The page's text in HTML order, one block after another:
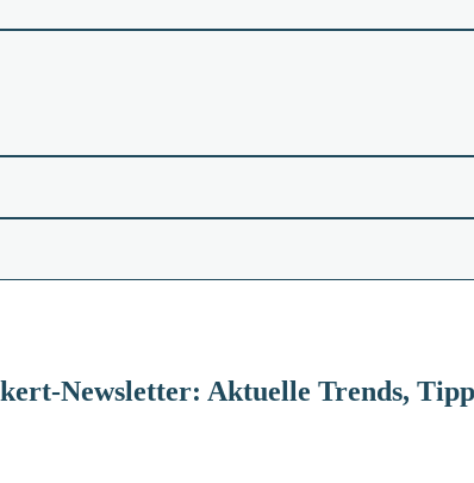
Newsletter: Aktuelle Trends,